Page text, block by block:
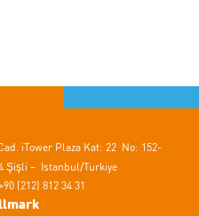
iTower Plaza Kat: 22 No: 152-
Şişli – Istanbul/Turkiye
(212) 812 34 31